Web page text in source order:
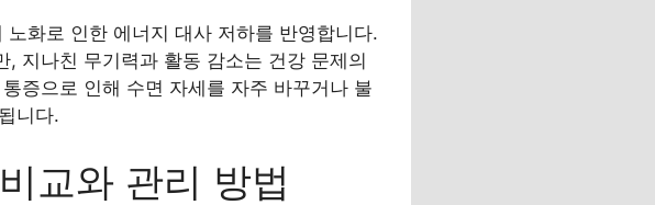
화로 인한 에너지 대사 저하를 반영합니다.
지나친 무기력과 활동 감소는 건강 문제의
증으로 인해 수면 자세를 자주 바꾸거나 불
니다.
교와 관리 방법